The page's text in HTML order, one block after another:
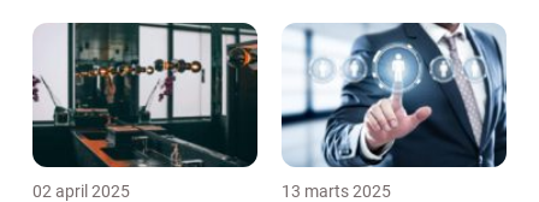
02 april 2025 13 marts 2025